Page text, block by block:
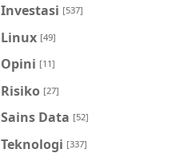
Investasi [537]
Linux [49]
Opini [11]
Risiko [27]
Sains Data [52]
Teknologi [337]